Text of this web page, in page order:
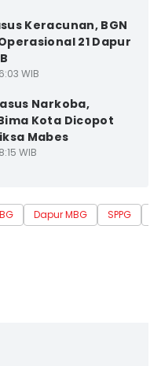
Keracunan, BGN
21 Dapur
WIB
Narkoba,
Kota Dicopot
Mabes
WIB
Dapur MBG SPPG